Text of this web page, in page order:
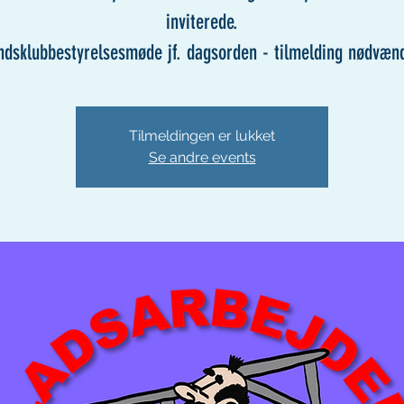
inviterede.
jf. dagsorden - tilmelding
Tilmeldingen er lukket
Se andre events